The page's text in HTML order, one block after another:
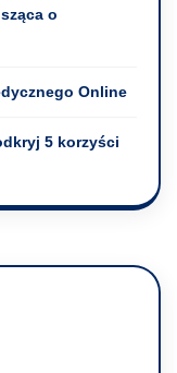
o
Online
5 korzyści